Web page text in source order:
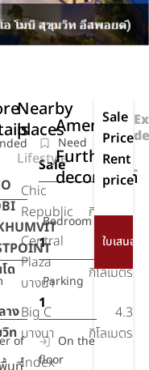
Need
Sale
Bedroom
1
Parking
1
of
On the
floor
ด
าง
ท
Nearby
places
Lifestyle
Chic
Republic
5.8
กิโลเมตร
Central
Plaza
บางนา
4.1
กิโลเมตร
Big C
บางนา
4.3
กิโลเมตร
Index
Amenities
Further
decoration
Sale
Price
Rent
price
-